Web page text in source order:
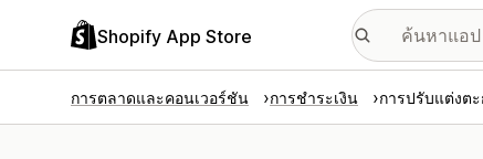
Shopify App Store
การตลาดและคอนเวอร์ชัน การชำระเงิน การปรับแต่งต